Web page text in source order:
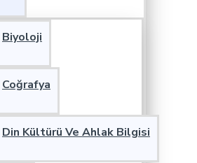
Biyoloji
Coğrafya
Din Kültürü Ve Ahlak Bilgisi